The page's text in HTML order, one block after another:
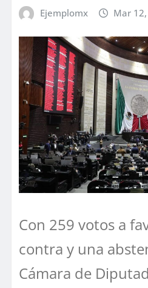
Ejemplomx Mar
Con 259 votos a
contra y una
Cámara de